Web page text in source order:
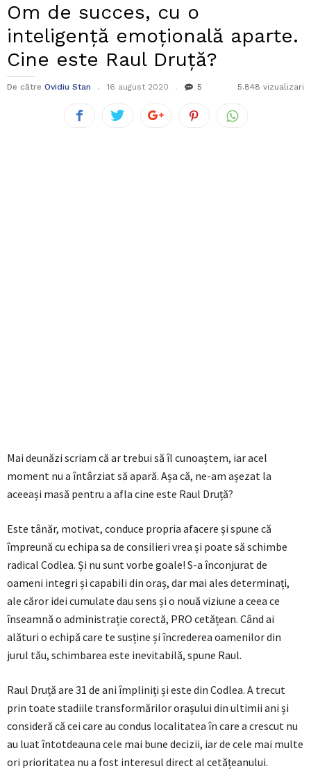
Om de succes, cu o
inteligență emoțională aparte.
Cine este Raul Druță?
De către Ovidiu Stan 16 august 2020 5 5.848 vizualizari
Mai deunăzi scriam că ar trebui să îl cunoaștem, iar acel
moment nu a întârziat să apară. Așa că, ne-am așezat la
aceeași masă pentru a afla cine este Raul Druță?
Este tânăr, motivat, conduce propria afacere și spune că
împreună cu echipa sa de consilieri vrea și poate să schimbe
radical Codlea. Și nu sunt vorbe goale! S-a înconjurat de
oameni integri și capabili din oraș, dar mai ales determinați,
ale căror idei cumulate dau sens și o nouă viziune a ceea ce
înseamnă o administrație corectă, PRO cetățean. Când ai
alături o echipă care te susține și încrederea oamenilor din
jurul tău, schimbarea este inevitabilă, spune Raul.
Raul Druță are 31 de ani împliniți și este din Codlea. A trecut
prin toate stadiile transformărilor orașului din ultimii ani și
consideră că cei care au condus localitatea în care a crescut nu
au luat întotdeauna cele mai bune decizii, iar de cele mai multe
ori prioritatea nu a fost interesul direct al cetățeanului.